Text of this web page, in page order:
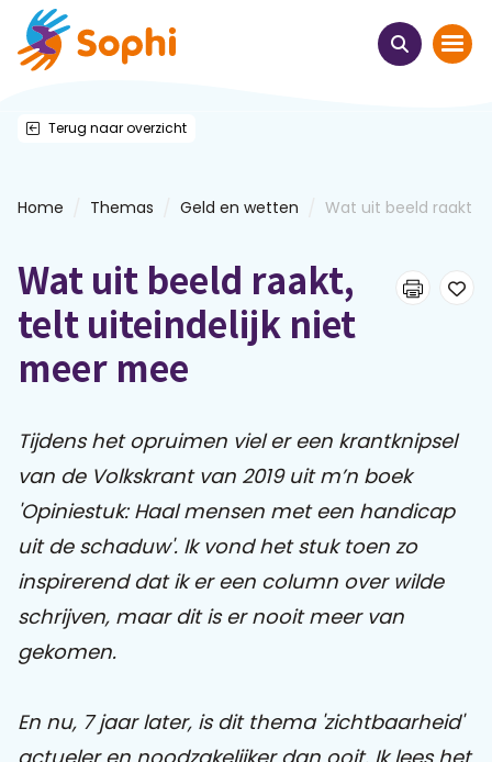
Thema's
Leren & ontmoeten
Webinars
E-learnings
Themabijeenkomsten
Praat mee
Clientdossier
Terug naar overzicht
Home Themas Geld en wetten Wat uit beeld raakt
Wat uit beeld raakt,
telt uiteindelijk niet
meer mee
Tijdens het opruimen viel er een krantknipsel
van de Volkskrant van 2019 uit m’n boek
'Opiniestuk: Haal mensen met een handicap
uit de schaduw'. Ik vond het stuk toen zo
inspirerend dat ik er een column over wilde
schrijven, maar dit is er nooit meer van
gekomen.
En nu, 7 jaar later, is dit thema 'zichtbaarheid'